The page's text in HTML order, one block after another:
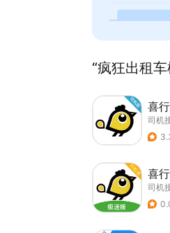
“疯狂出租
喜
司机
喜
司机